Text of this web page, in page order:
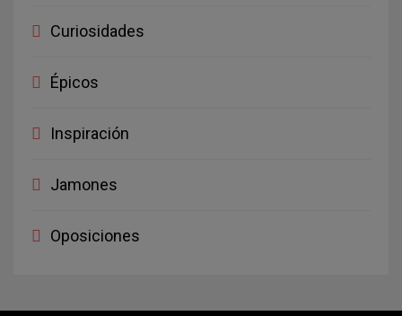
Curiosidades
Épicos
Inspiración
Jamones
Oposiciones